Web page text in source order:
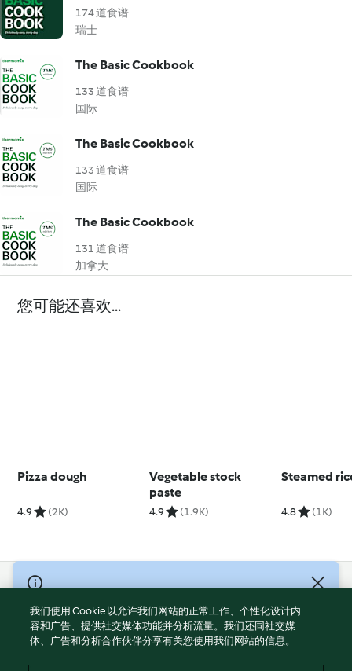
174 道食谱
瑞士
The Basic Cookbook
133 道食谱
国际
The Basic Cookbook
133 道食谱
国际
The Basic Cookbook
131 道食谱
加拿大
您可能还喜欢...
Pizza dough
4.9 (2K)
Vegetable stock
paste
4.9 (1.9K)
Steamed
4.8 (1K)
© Copyright 2021-2023 福维克信息科技(上海)有限公司 版权所有
2026
使用规定
我们使用 Cookie 以允许我们网站的正常工作、个性化设计内
容和广告、提供社交媒体功能并分析流量。我们还同社交媒
体、广告和分析合作伙伴分享有关您使用我们网站的信息。